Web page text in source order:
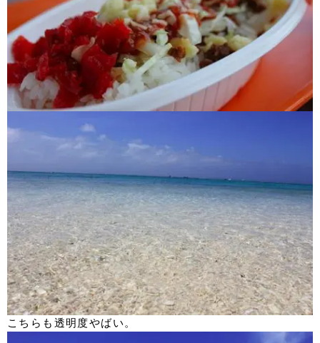
こちらも透明度やばい。